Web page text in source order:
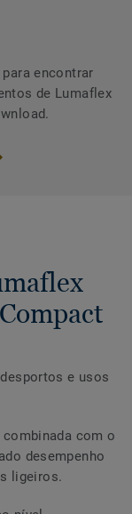
encontrar
de Lumaflex
e usos
com o
desempenho
ligeiros.